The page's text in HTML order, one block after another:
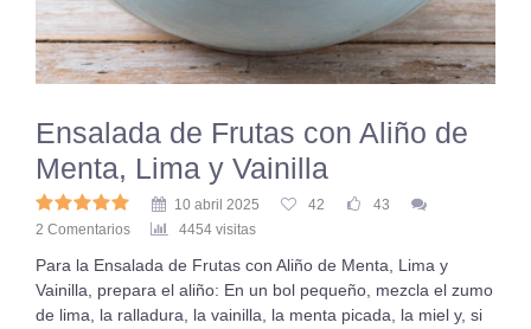
Ensalada de Frutas con Aliño de
Menta, Lima y Vainilla
10 abril 2025 42
43
2 Comentarios
4454 visitas
Para la Ensalada de Frutas con Aliño de Menta, Lima y
Vainilla, prepara el aliño: En un bol pequeño, mezcla el zumo
de lima, la ralladura, la vainilla, la menta picada, la miel y, si